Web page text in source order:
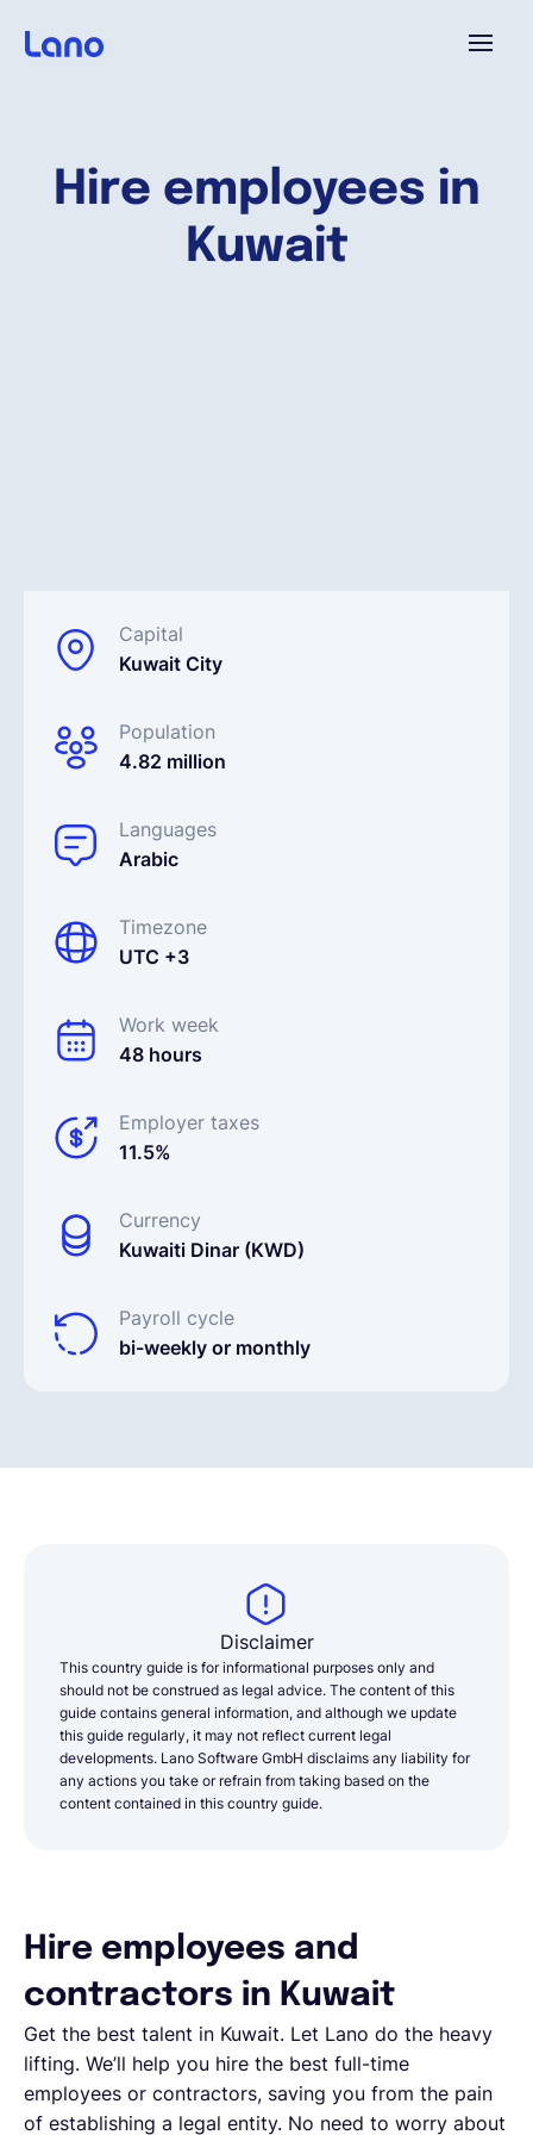
Hire employees in
Kuwait
Capital
Kuwait City
Population
4.82 million
Languages
Arabic
Timezone
UTC +3
Work week
48 hours
Employer taxes
11.5%
Currency
Kuwaiti Dinar (KWD)
Payroll cycle
bi-weekly or monthly
¿Por qué Lano?
Solicita una demo
EOR & Payroll
Contractor Management
Disclaimer
This country guide is for informational purposes only and
should not be construed as legal advice. The content of this
guide contains general information, and although we update
this guide regularly, it may not reflect current legal
developments. Lano Software GmbH disclaims any liability for
any actions you take or refrain from taking based on the
content contained in this country guide.
Hire employees and
contractors in Kuwait
Get the best talent in Kuwait. Let Lano do the heavy
lifting. We’ll help you hire the best full-time
employees or contractors, saving you from the pain
of establishing a legal entity. No need to worry about